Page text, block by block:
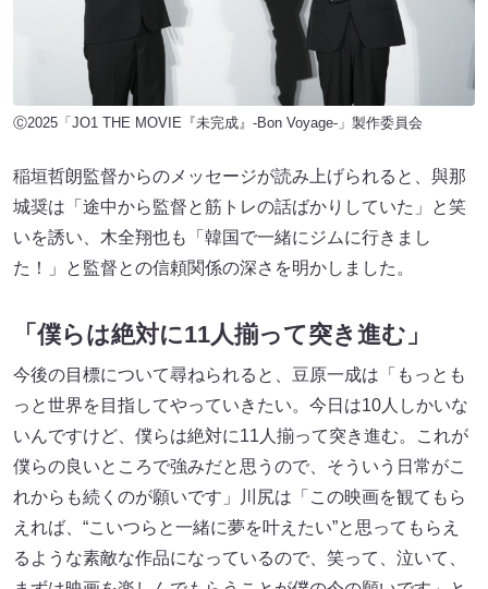
Ⓒ2025「JO1 THE MOVIE『未完成』-Bon Voyage-」製作委員会
稲垣哲朗監督からのメッセージが読み上げられると、與那
城奨は「途中から監督と筋トレの話ばかりしていた」と笑
いを誘い、木全翔也も「韓国で一緒にジムに行きまし
た！」と監督との信頼関係の深さを明かしました。
「僕らは絶対に11人揃って突き進む」
今後の目標について尋ねられると、豆原一成は「もっとも
っと世界を目指してやっていきたい。今日は10人しかいな
いんですけど、僕らは絶対に11人揃って突き進む。これが
僕らの良いところで強みだと思うので、そういう日常がこ
れからも続くのが願いです」川尻は「この映画を観てもら
えれば、“こいつらと一緒に夢を叶えたい”と思ってもらえ
るような素敵な作品になっているので、笑って、泣いて、